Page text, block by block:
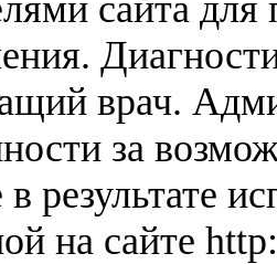
врач.
за
результате
на сайте